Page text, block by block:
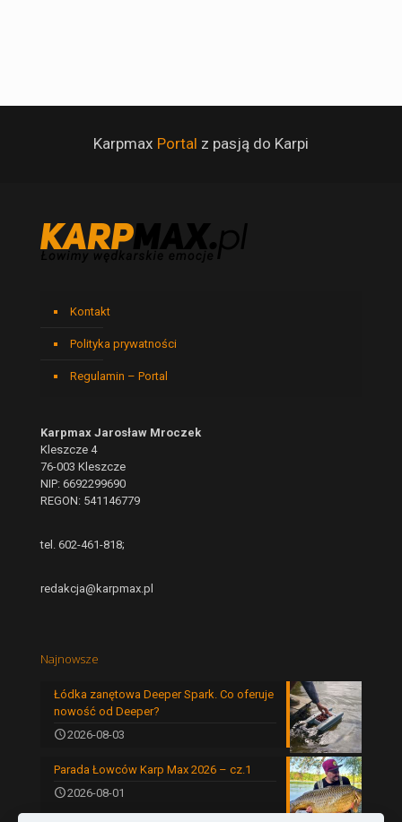
Karpmax Portal z pasją do Karpi
Kontakt
Polityka prywatności
Regulamin – Portal
Karpmax Jarosław Mroczek
Kleszcze 4
76-003 Kleszcze
NIP: 6692299690
REGON: 541146779
tel. 602-461-818;
redakcja@karpmax.pl
Najnowsze
Łódka zanętowa Deeper Spark. Co oferuje
nowość od Deeper?
2026-08-03
Parada Łowców Karp Max 2026 – cz.1
2026-08-01